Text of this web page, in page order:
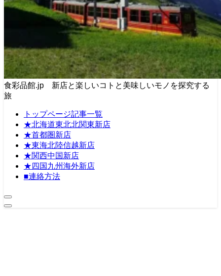
食彩品館.jp 新店と楽しいコトと美味しいモノを探究する
旅
トップページ記事一覧
★北海道東北北関東新店
★首都圏新店
★東海北陸信越新店
★関西中国新店
★四国九州海外新店
■連絡方法